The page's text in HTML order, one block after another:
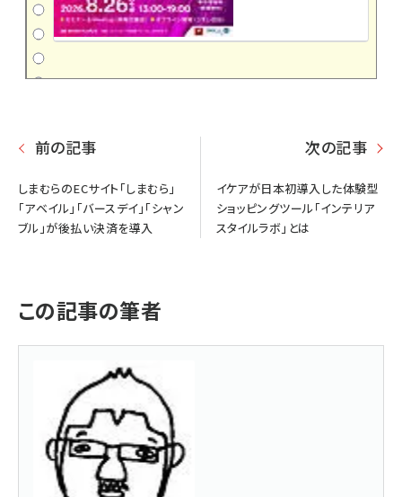
前の記事
しまむらのECサイト「しまむら」
「アベイル」「バースデイ」「シャン
ブル」が後払い決済を導入
次の記事
イケアが日本初導入した体験型
ショッピングツール「インテリア
スタイルラボ」とは
この記事の筆者